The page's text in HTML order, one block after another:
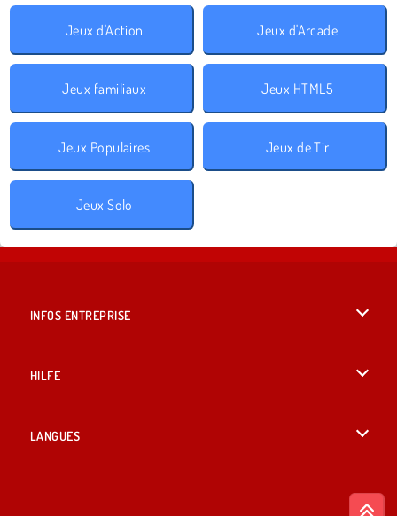
Jeux d'Action Jeux d'Arcade
Jeux familiaux Jeux HTML5
Jeux Populaires Jeux de Tir
Jeux Solo
INFOS ENTREPRISE
HILFE
LANGUES